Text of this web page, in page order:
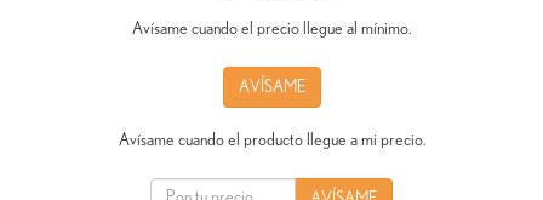
Avísame cuando el precio llegue al mínimo.
AVÍSAME
Avísame cuando el producto llegue a mi precio.